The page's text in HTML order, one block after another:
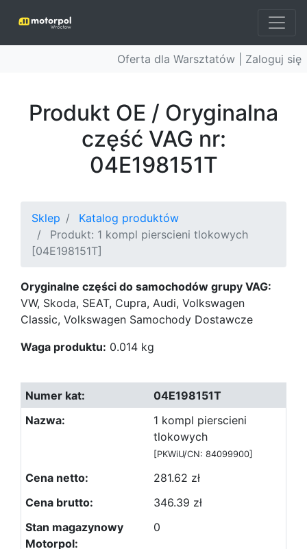
Oferta dla Warsztatów | Zaloguj się
Produkt OE / Oryginalna
część VAG nr:
04E198151T
Sklep
Katalog produktów
Produkt: 1 kompl pierscieni tlokowych
[04E198151T]
Oryginalne części do samochodów grupy VAG:
VW, Skoda, SEAT, Cupra, Audi, Volkswagen
Classic, Volkswagen Samochody Dostawcze
Waga produktu: 0.014 kg
04E198151T
1 kompl pierscieni
tlokowych
[PKWiU/CN: 84099900]
281.62 zł
346.39 zł
0